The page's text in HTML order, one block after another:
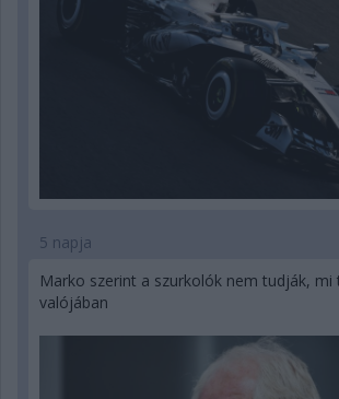
5 napja
Marko szerint a szurkolók nem tudják, mi
valójában